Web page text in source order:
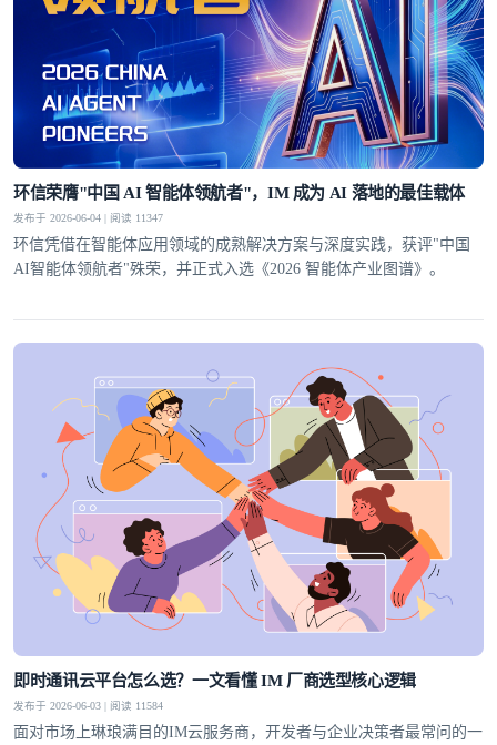
环信荣膺"中国 AI 智能体领航者"，IM 成为 AI 落地的最佳载体
发布于 2026-06-04 | 阅读 11347
环信凭借在智能体应用领域的成熟解决方案与深度实践，获评"中国
AI智能体领航者"殊荣，并正式入选《2026 智能体产业图谱》。
即时通讯云平台怎么选？一文看懂 IM 厂商选型核心逻辑
发布于 2026-06-03 | 阅读 11584
面对市场上琳琅满目的IM云服务商，开发者与企业决策者最常问的一